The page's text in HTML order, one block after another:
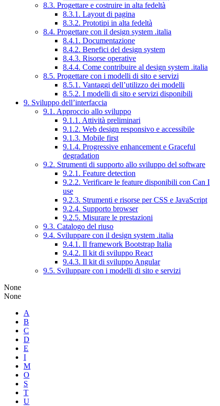
8.3. Progettare e costruire in alta fedeltà
8.3.1. Layout di pagina
8.3.2. Prototipi in alta fedeltà
8.4. Progettare con il design system .italia
8.4.1. Documentazione
8.4.2. Benefici del design system
8.4.3. Risorse operative
8.4.4. Come contribuire al design system .italia
8.5. Progettare con i modelli di sito e servizi
8.5.1. Vantaggi dell’utilizzo dei modelli
8.5.2. I modelli di sito e servizi disponibili
9. Sviluppo dell’interfaccia
9.1. Approccio allo sviluppo
9.1.1. Attività preliminari
9.1.2. Web design responsivo e accessibile
9.1.3. Mobile first
9.1.4. Progressive enhancement e Graceful
degradation
9.2. Strumenti di supporto allo sviluppo del software
9.2.1. Feature detection
9.2.2. Verificare le feature disponibili con Can I
use
9.2.3. Strumenti e risorse per CSS e JavaScript
9.2.4. Supporto browser
9.2.5. Misurare le prestazioni
9.3. Catalogo del riuso
9.4. Sviluppare con il design system .italia
9.4.1. Il framework Bootstrap Italia
9.4.2. Il kit di sviluppo React
9.4.3. Il kit di sviluppo Angular
9.5. Sviluppare con i modelli di sito e servizi
None
None
A
B
C
D
E
I
M
O
S
T
U